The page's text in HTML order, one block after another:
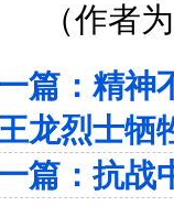
（作者
篇： 精神
龙烈士牺
篇：抗战